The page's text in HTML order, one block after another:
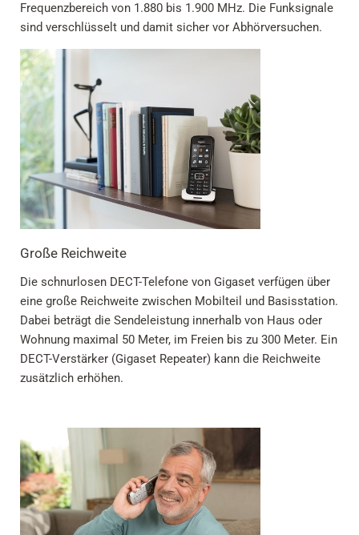
Frequenzbereich von 1.880 bis 1.900 MHz. Die Funksignale
sind verschlüsselt und damit sicher vor Abhörversuchen.
Große Reichweite
Die schnurlosen DECT-Telefone von Gigaset verfügen über
eine große Reichweite zwischen Mobilteil und Basisstation.
Dabei beträgt die Sendeleistung innerhalb von Haus oder
Wohnung maximal 50 Meter, im Freien bis zu 300 Meter. Ein
DECT-Verstärker (Gigaset Repeater) kann die Reichweite
zusätzlich erhöhen.